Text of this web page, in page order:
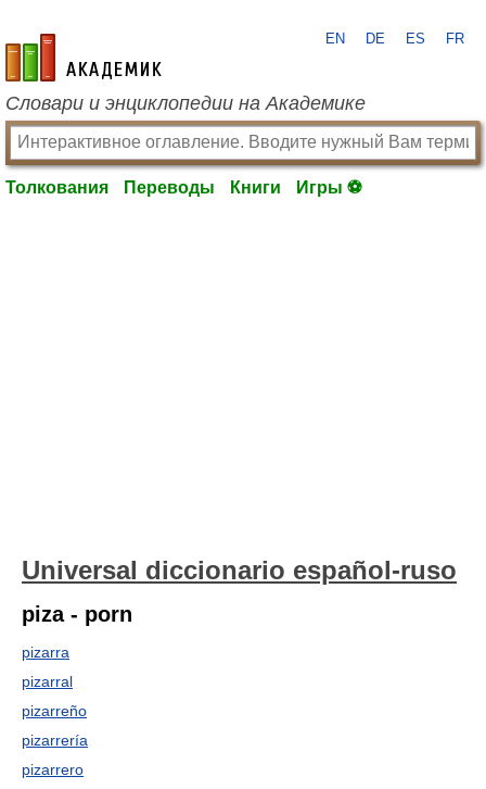
academic.ru
EN DE ES FR
Словари и энциклопедии на Академике
Толкования Переводы Книги Игры ⚽
Universal diccionario español-ruso
piza - porn
pizarra
pizarral
pizarreño
pizarrería
pizarrero